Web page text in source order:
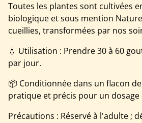
Toutes les plantes sont cultivées
biologique et sous mention
cueillies, transformées par nos
💧 Utilisation : Prendre 30 à 60
par jour.
📦 Conditionnée dans un flacon
pratique et précis pour un dosage
Précautions : Réservé à l'adulte ;